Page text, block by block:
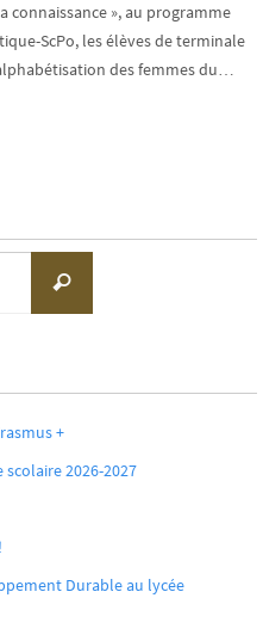
connaissance », au programme
ScPo, les élèves de terminale
des femmes du…
Recherche
+
2026-2027
Durable au lycée